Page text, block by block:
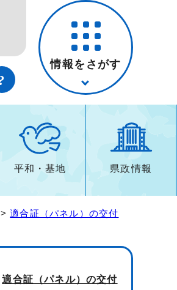
情報をさがす
平和・基地 県政情報
>適合証（パネル）の交付
適合証（パネル）の交付